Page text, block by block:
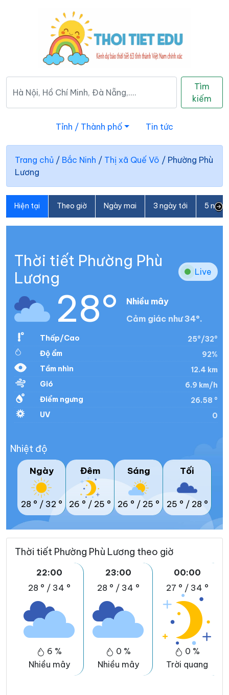
Tìm
kiếm
Tỉnh / Thành phố Tin tức
Trang chủ / Bắc Ninh / Thị xã Quế Võ / Phường Phù
Lương
Hiện tại Theo giờ Ngày mai 3 ngày tới 5
Thời tiết Phường Phù
Lương
Live
28°
Nhiều mây
Cảm giác như 34°.
Thấp/Cao
25°/32°
Độ ẩm
92%
Tầm nhìn
12.4 km
Gió
6.9 km/h
Điểm ngưng
26.58 °
UV
0
Nhiệt độ
Ngày
28 ° / 32 °
Đêm
26 ° / 25 °
Sáng
26 ° / 25 °
Tối
25 ° / 28 °
Thời tiết Phường Phù Lương theo giờ
22:00
28 ° / 34 °
6 %
Nhiều mây
23:00
28 ° / 34 °
0 %
Nhiều mây
00:00
27 ° / 34 °
0 %
Trời quang